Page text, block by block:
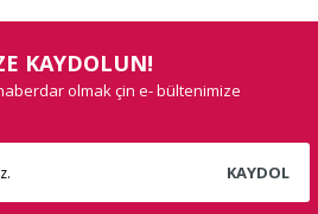
KAYDOLUN!
olmak çin e- bültenimize
KAYDOL